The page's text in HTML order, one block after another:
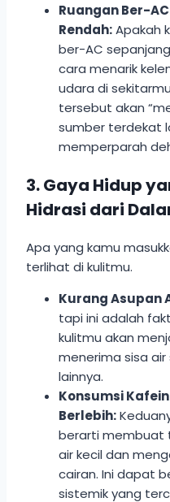
Ruangan Ber-
Rendah:Apakah
ber-AC
cara menarik
udara di
tersebut akan
sumber terdekat
memperparah
3. Gaya Hidup
Hidrasi dari
Apa yang kamu
terlihat di kulitmu.
Kurang Asupan
tapi ini adalah
kulitmu akan
menerima sisa
lainnya.
Konsumsi
Berlebih:
berarti membuat
air kecil dan
cairan. Ini dapat
sistemik yang